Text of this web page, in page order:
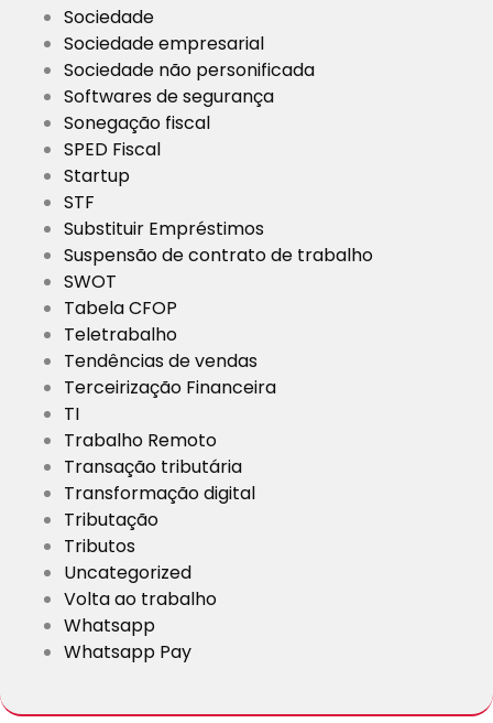
Sociedade
Sociedade empresarial
Sociedade não personificada
Softwares de segurança
Sonegação fiscal
SPED Fiscal
Startup
STF
Substituir Empréstimos
Suspensão de contrato de trabalho
SWOT
Tabela CFOP
Teletrabalho
Tendências de vendas
Terceirização Financeira
TI
Trabalho Remoto
Transação tributária
Transformação digital
Tributação
Tributos
Uncategorized
Volta ao trabalho
Whatsapp
Whatsapp Pay